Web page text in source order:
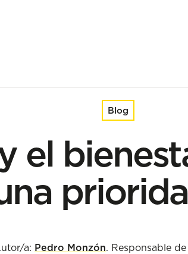
integral
Blog
el
a: Pedro Monzón. Responsable